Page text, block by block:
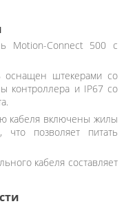
Motion-Connect 500 с
оснащен штекерами со
контроллера и IP67 со
кабеля включены жилы
позволяет питать
кабеля составляет